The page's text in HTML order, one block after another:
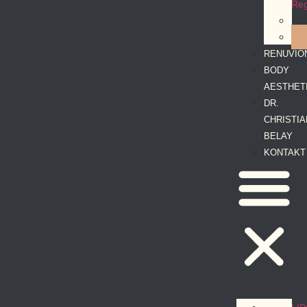
BODY
DR.
BELAY
KONTAKT